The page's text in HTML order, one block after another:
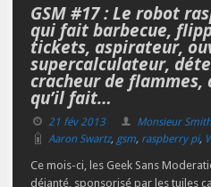
GSM #17 : Le robot
qui fait barbecue,
tickets, aspirateur,
supercalculateur,
cracheur de
qu’il fait…
21 fév 2013 Monsieur Smith
Aaron Swartz, gsm, raspberry pi,
Ce mois-ci, les Geek Sans
déjanté, sponsorisé par les tuiles